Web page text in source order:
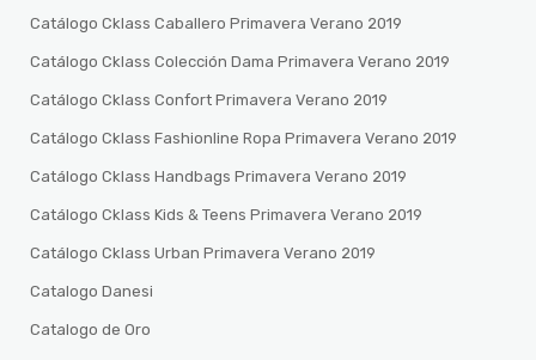
Catálogo Cklass Caballero Primavera Verano 2019
Catálogo Cklass Colección Dama Primavera Verano 2019
Catálogo Cklass Confort Primavera Verano 2019
Catálogo Cklass Fashionline Ropa Primavera Verano 2019
Catálogo Cklass Handbags Primavera Verano 2019
Catálogo Cklass Kids & Teens Primavera Verano 2019
Catálogo Cklass Urban Primavera Verano 2019
Catalogo Danesi
Catalogo de Oro